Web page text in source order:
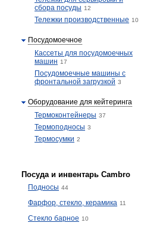
сбора посуды 12
Тележки производственные 10
Посудомоечное
Кассеты для посудомоечных
машин 17
Посудомоечные машины с
фронтальной загрузкой 3
Оборудование для кейтеринга
Термоконтейнеры 37
Термоподносы 3
Термосумки 2
Посуда и инвентарь Cambro
Подносы 44
Фарфор, стекло, керамика 11
Стекло барное 10